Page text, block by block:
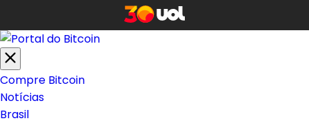
Compre Bitcoin
Notícias
Brasil